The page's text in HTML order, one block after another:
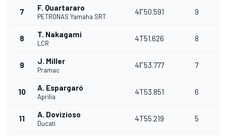
7 F. Quartararo
PETRONAS Yamaha SRT
4Г50.591 9
8 T. Nakagami
LCR
4T51.626 8
9 J. Miller
Pramac
4Г53.777 7
10 A. Espargaró
Aprilia
4T53.851 6
11 A. Dovizioso
Ducati
4T55.219 5